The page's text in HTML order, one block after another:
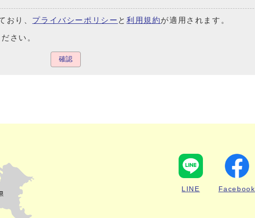
おり、 プライバシーポリシー と利用規約が適用されます。
さい。
確認
LINE Facebook